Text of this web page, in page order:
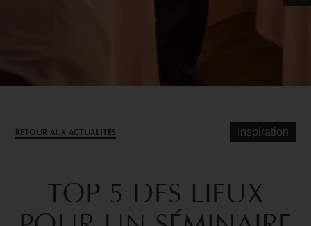
RETOUR AUX ACTUALITÉS Inspiration
TOP 5 DES LIEUX